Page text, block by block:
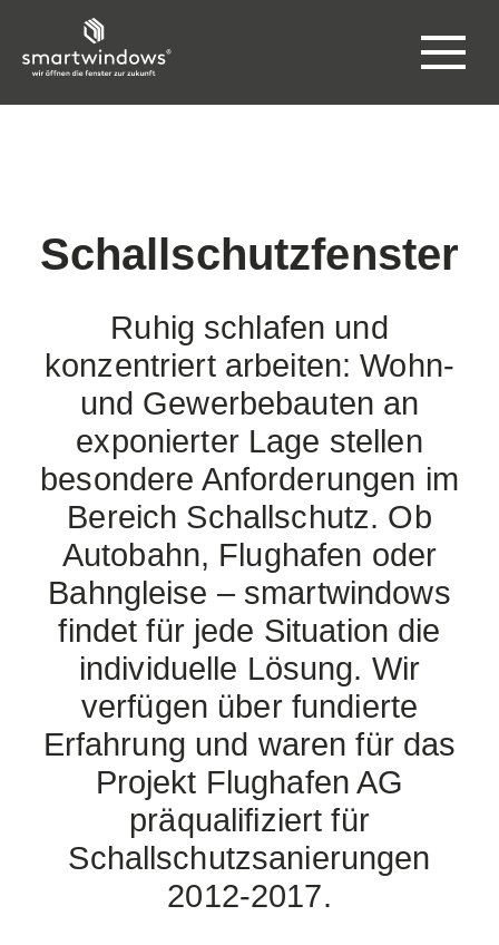
Schallschutzfenster
Ruhig schlafen und
konzentriert arbeiten: Wohn-
und Gewerbebauten an
exponierter Lage stellen
besondere Anforderungen im
Bereich Schallschutz. Ob
Autobahn, Flughafen oder
Bahngleise – smartwindows
findet für jede Situation die
individuelle Lösung. Wir
verfügen über fundierte
Erfahrung und waren für das
Projekt Flughafen AG
präqualifiziert für
Schallschutzsanierungen
2012-2017.